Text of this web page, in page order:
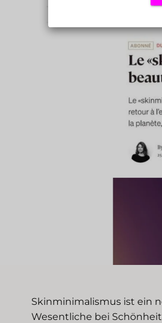
Skinminimalismus ist ein
Wesentliche bei